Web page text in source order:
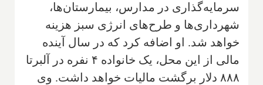
سرمایه‌گذاری در مدارس، بیمارستان‌ها،
شهرداری‌ها و طرح‌های انرژی سبز هزینه
خواهد شد. او اضافه کرد که در سال آینده
مالی از این محل، یک خانواده ۴ نفره در آلبرتا
۸۸۸ دلار برگشت مالیات خواهد داشت. وی